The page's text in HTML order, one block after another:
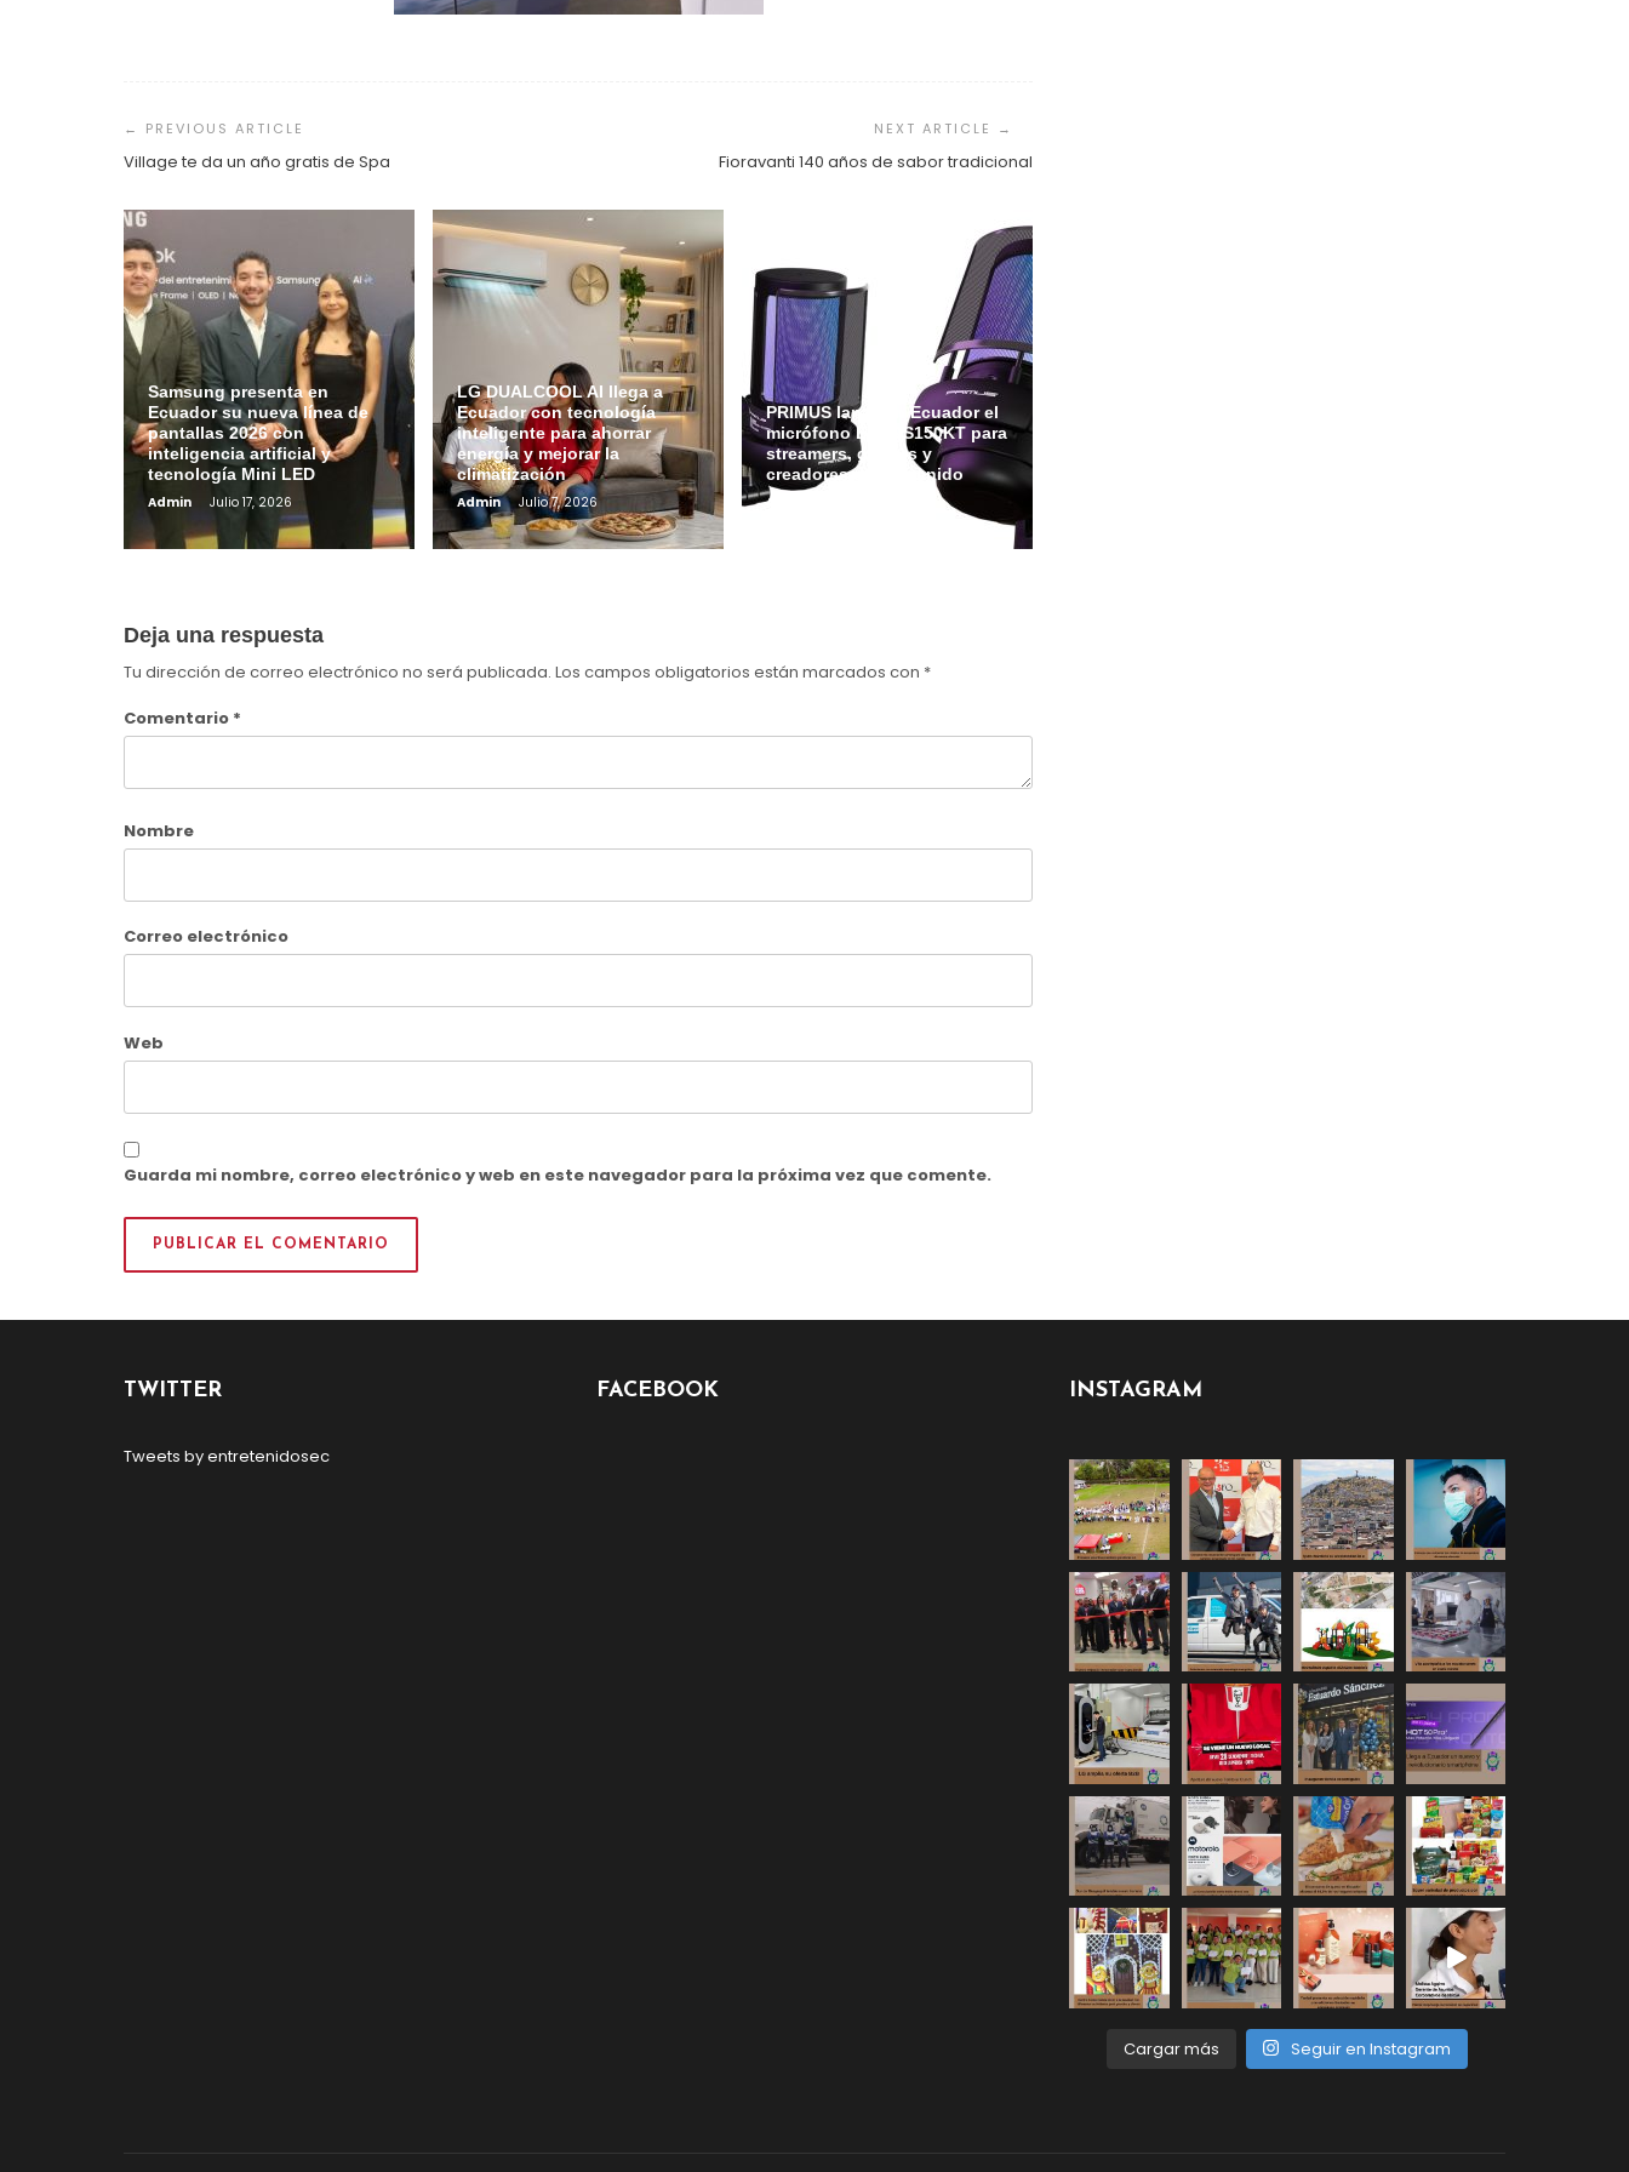
de
entradas
Village te da un año gratis de Spa Fioravanti 140 años de sabor tradicional
Samsung presenta en
Ecuador su nueva línea de
pantallas 2026 con
inteligencia artificial y
tecnología Mini LED
Admin Julio 17, 2026
LG DUALCOOL AI llega a
Ecuador con tecnología
inteligente para ahorrar
energía y mejorar la
climatización
Admin Julio 7, 2026
PRIMUS lanza en Ecuador el
micrófono ETHOS150KT para
streamers, gamers y
creadores de contenido
Admin
Deja una respuesta
Tu dirección de correo electrónico no será publicada. Los campos obligatorios están marcados con *
Comentario *
Nombre
Correo electrónico
Web
Guarda mi nombre, correo electrónico y web en este navegador para la próxima vez que comente.
TWITTER
Tweets by entretenidosec
FACEBOOK INSTAGRAM
Cargar más Seguir en Instagram